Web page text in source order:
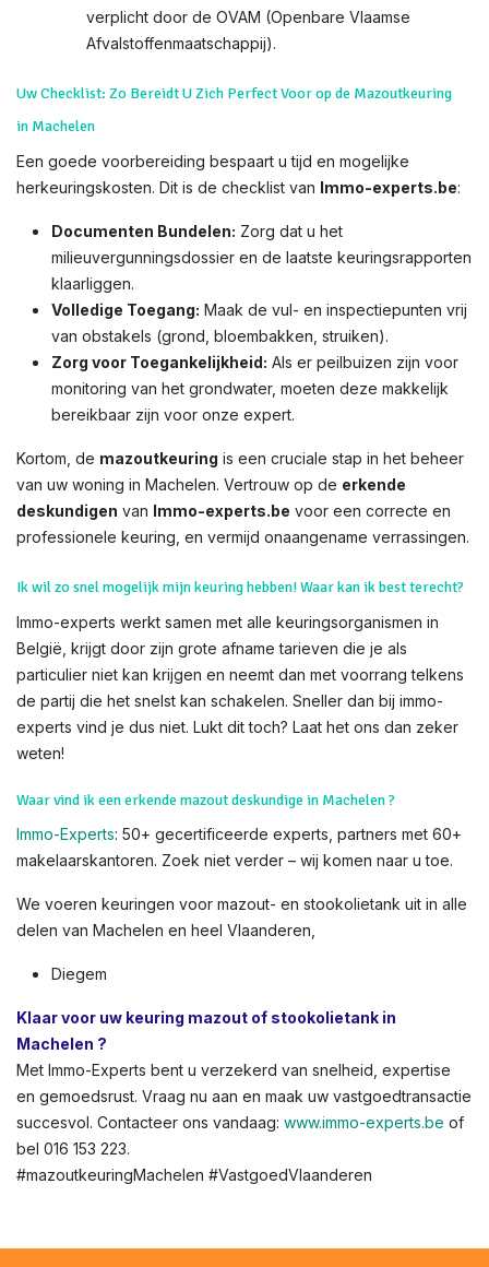
verplicht door de OVAM (Openbare Vlaamse
Afvalstoffenmaatschappij).
Uw Checklist: Zo Bereidt U Zich Perfect Voor op de Mazoutkeuring
in Machelen
Een goede voorbereiding bespaart u tijd en mogelijke
herkeuringskosten. Dit is de checklist van Immo-experts.be:
Documenten Bundelen: Zorg dat u het
milieuvergunningsdossier en de laatste keuringsrapporten
klaarliggen.
Volledige Toegang: Maak de vul- en inspectiepunten vrij
van obstakels (grond, bloembakken, struiken).
Zorg voor Toegankelijkheid: Als er peilbuizen zijn voor
monitoring van het grondwater, moeten deze makkelijk
bereikbaar zijn voor onze expert.
Kortom, de mazoutkeuring is een cruciale stap in het beheer
van uw woning in Machelen. Vertrouw op de erkende
deskundigen van Immo-experts.be voor een correcte en
professionele keuring, en vermijd onaangename verrassingen.
Ik wil zo snel mogelijk mijn keuring hebben! Waar kan ik best terecht?
Immo-experts werkt samen met alle keuringsorganismen in
België, krijgt door zijn grote afname tarieven die je als
particulier niet kan krijgen en neemt dan met voorrang telkens
de partij die het snelst kan schakelen. Sneller dan bij immo-
experts vind je dus niet. Lukt dit toch? Laat het ons dan zeker
weten!
Waar vind ik een erkende mazout deskundige in Machelen ?
Immo-Experts: 50+ gecertificeerde experts, partners met 60+
makelaarskantoren. Zoek niet verder – wij komen naar u toe.
We voeren keuringen voor mazout- en stookolietank uit in alle
delen van Machelen en heel Vlaanderen,
Diegem
Klaar voor uw keuring mazout of stookolietank in
Machelen ?
Met Immo-Experts bent u verzekerd van snelheid, expertise
en gemoedsrust. Vraag nu aan en maak uw vastgoedtransactie
succesvol. Contacteer ons vandaag: www.immo-experts.be of
bel 016 153 223.
#mazoutkeuringMachelen #VastgoedVlaanderen